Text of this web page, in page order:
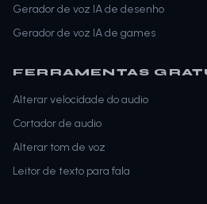
Gerador de voz IA de desenho
Gerador de voz IA de games
FERRAMENTAS
Alterar velocidade do audio
Cortador de audio
Alterar tom de voz
Leitor de texto para fala